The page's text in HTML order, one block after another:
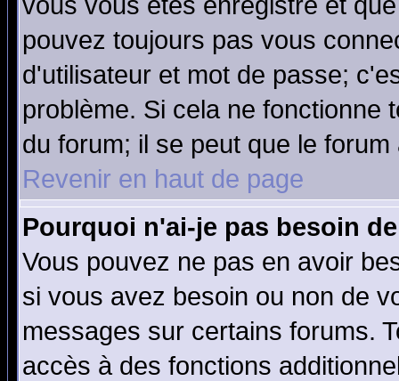
pouvez toujours pas vous
d'utilisateur et mot de passe;
problème. Si cela ne fonctionne
du forum; il se peut que le
Revenir en haut de page
Pourquoi n'ai-je pas besoin
Vous pouvez ne pas en avoir
si vous avez besoin ou non de
messages sur certains forums.
accès à des fonctions